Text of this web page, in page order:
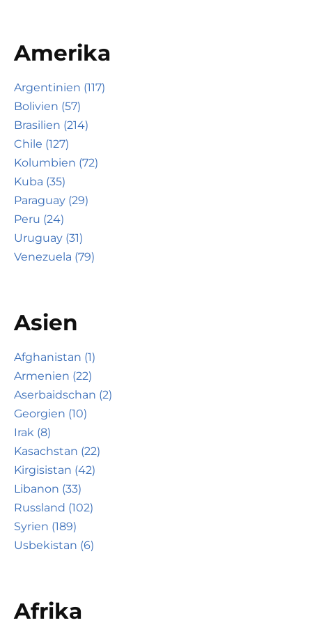
Amerika
Argentinien (117)
Bolivien (57)
Brasilien (214)
Chile (127)
Kolumbien (72)
Kuba (35)
Paraguay (29)
Peru (24)
Uruguay (31)
Venezuela (79)
Asien
Afghanistan (1)
Armenien (22)
Aserbaidschan (2)
Georgien (10)
Irak (8)
Kasachstan (22)
Kirgisistan (42)
Libanon (33)
Russland (102)
Syrien (189)
Usbekistan (6)
Afrika